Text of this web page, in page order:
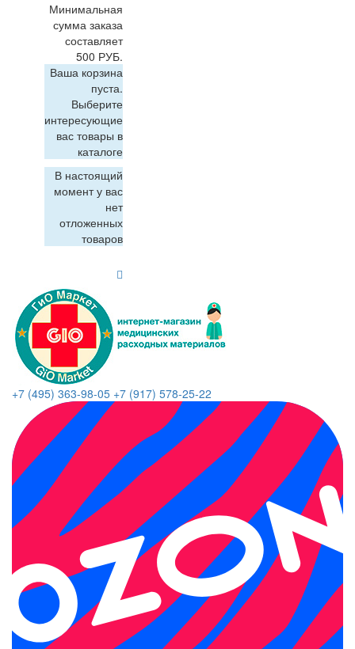
Минимальная
сумма заказа
составляет
500 РУБ.
Ваша корзина
пуста.
Выберите
интересующие
вас товары в
каталоге
В настоящий
момент у вас
нет
отложенных
товаров
+7 (495) 363-98-05 +7 (917) 578-25-22